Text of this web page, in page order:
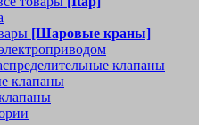
[Шаровые краны]
клапаны
клапаны